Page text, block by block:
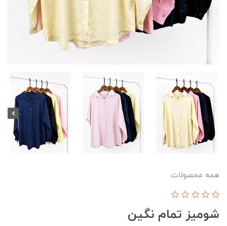
همه محصولات
شومیز تمام نگین